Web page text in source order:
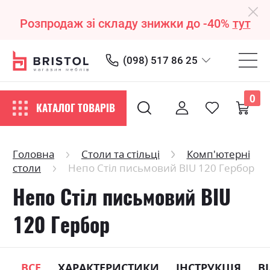
Розпродаж зі складу знижки до -40% тут
(098) 517 86 25
КАТАЛОГ ТОВАРІВ
0
Головна Столи та стільці
Комп'ютерні
столи
Непо Стіл письмовий BIU 120 Гербор
Непо Стіл письмовий BIU
120 Гербор